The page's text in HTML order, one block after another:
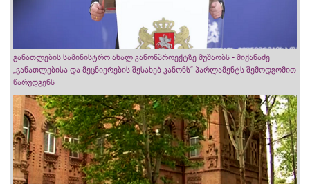
განათლების სამინისტრო ახალ კანონპროექტზე მუშაობს - მიქანაძე
„განათლებისა და მეცნიერების შესახებ კანონს“ პარლამენტს შემოდგომით
წარუდგენს